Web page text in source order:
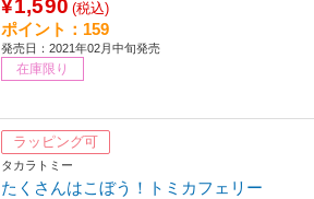
¥1,590 (税込)
ポイント：159
発売日：2021年02月中旬発売
在庫限り
ラッピング可
タカラトミー
たくさんはこぼう！トミカフェリー